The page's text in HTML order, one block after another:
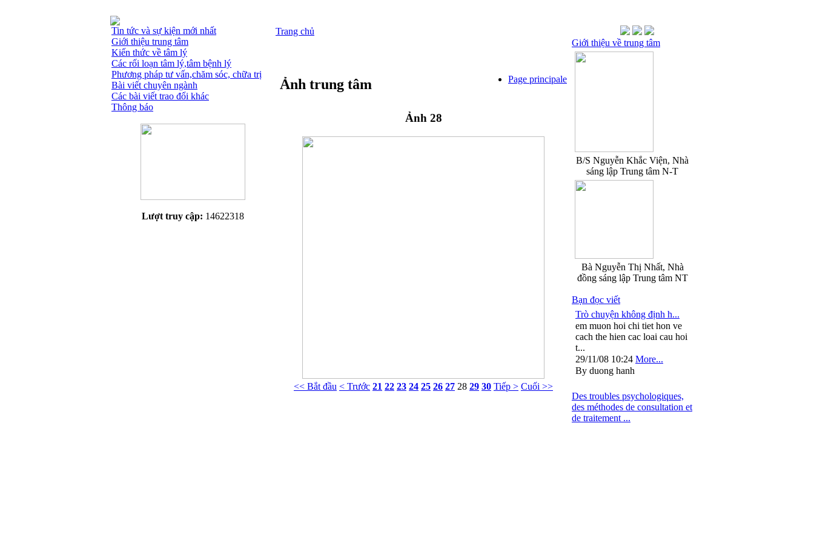
Tin tức và sự kiện mới nhất
Giới thiệu trung tâm
Kiến thức về tâm lý
Các rối loạn tâm lý,tâm bệnh lý
Phương pháp tư vấn,chăm sóc, chữa trị
Bài viết chuyên ngành
Các bài viết trao đổi khác
Thông báo
Lượt truy cập: 14622318
Trang chủ
Page principale
Ảnh trung tâm
Ảnh 28
<< Bắt đầu < Trước 21 22 23 24 25 26 27 28 29 30 Tiếp > Cuối >>
Giới thiệu về trung tâm
B/S Nguyễn Khắc Viện, Nhà
sáng lập Trung tâm N-T
Bà Nguyễn Thị Nhất, Nhà
đồng sáng lập Trung tâm NT
Bạn đọc viết
Trò chuyện không định h...
em muon hoi chi tiet hon ve
cach the hien cac loai cau hoi
t...
29/11/08 10:24 More...
By duong hanh
Des troubles psychologiques,
des méthodes de consultation et
de traitement ...